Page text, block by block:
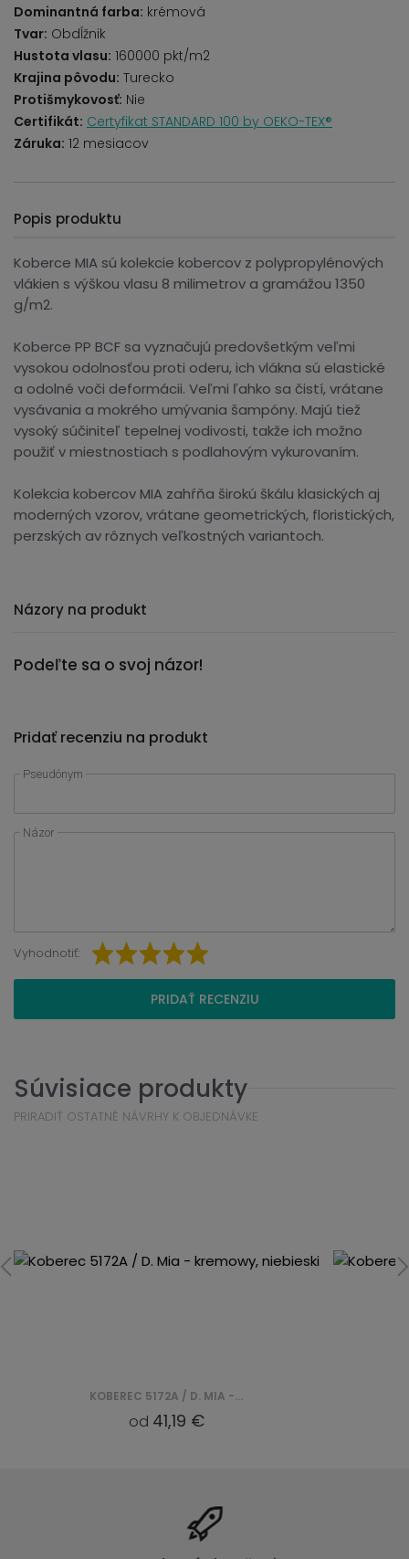
Dominantná farba: krémová
Tvar: Obdĺžnik
Hustota vlasu: 160000 pkt/m2
Krajina pôvodu: Turecko
Protišmykovosť: Nie
Certifikát: Certyfikat STANDARD 100 by OEKO-TEX®
Záruka: 12 mesiacov
Popis produktu
Koberce MIA sú kolekcie kobercov z polypropylénových
vlákien s výškou vlasu 8 milimetrov a gramážou 1350
g/m2.
Koberce PP BCF sa vyznačujú predovšetkým veľmi
vysokou odolnosťou proti oderu, ich vlákna sú elastické
a odolné voči deformácii. Veľmi ľahko sa čistí, vrátane
vysávania a mokrého umývania šampóny. Majú tiež
vysoký súčiniteľ tepelnej vodivosti, takže ich možno
použiť v miestnostiach s podlahovým vykurovaním.
Kolekcia kobercov MIA zahŕňa širokú škálu klasických aj
moderných vzorov, vrátane geometrických, floristických,
perzských av rôznych veľkostných variantoch.
Názory na produkt
Podeľte sa o svoj názor!
Pridať recenziu na produkt
Pseudónym
Názor
Vyhodnotiť:
PRIDAŤ RECENZIU
Súvisiace produkty
PRIRADIŤ OSTATNÉ NÁVRHY K OBJEDNÁVKE
KOBEREC 5172A / D. MIA - KREMOWY, NIEBIESKI
od 41,19 €